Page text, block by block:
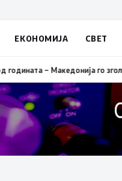
ЕКОНОМИЈА СВЕТ
оценка 3,6612:47Стоковна